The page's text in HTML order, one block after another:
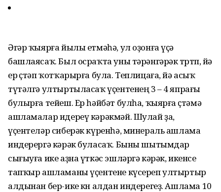
Әгәр ҡыярға йылы етмәһә, ул оҙонға үҫә
башлаясаҡ. Был осраҡта уны тәрәнгәрәк төртөп, йә
ер өҫтәп ҡотҡарырға була. Теплицаға, йә асыҡ
түтәлгә ултыртыласаҡ үҫентенең 3 – 4 япрағы
булырға тейеш. Ер һәйбәт булһа, ҡыярға өҫтәмә
ашламалар идереү кәрәкмәй. Шулай ҙа,
үҫентеләр сиберәк күренһә, минераль ашлама
индерергә кәрәк буласаҡ. Быны шытымдар
сығыуға ике аҙна үткәс эшләргә кәрәк, икенсе
тапҡыр ашламаны үҫентене күсереп ултыртыр
алдынан бер-ике көн алдан индерегеҙ. Ашлама 10